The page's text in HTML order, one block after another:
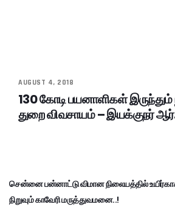
AUGUST 4, 2018
130 கோடி பயனாளிகள்
துறை விவசாயம் –
சென்னை பன்னாட்டு விமான நிலையத்தில்
நிறுவும் காவேரி மருத்துவமனை..!